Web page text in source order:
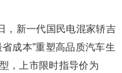
，新一代国民电混家轿吉
成本”重塑高品质汽车生
，上市限时指导价为